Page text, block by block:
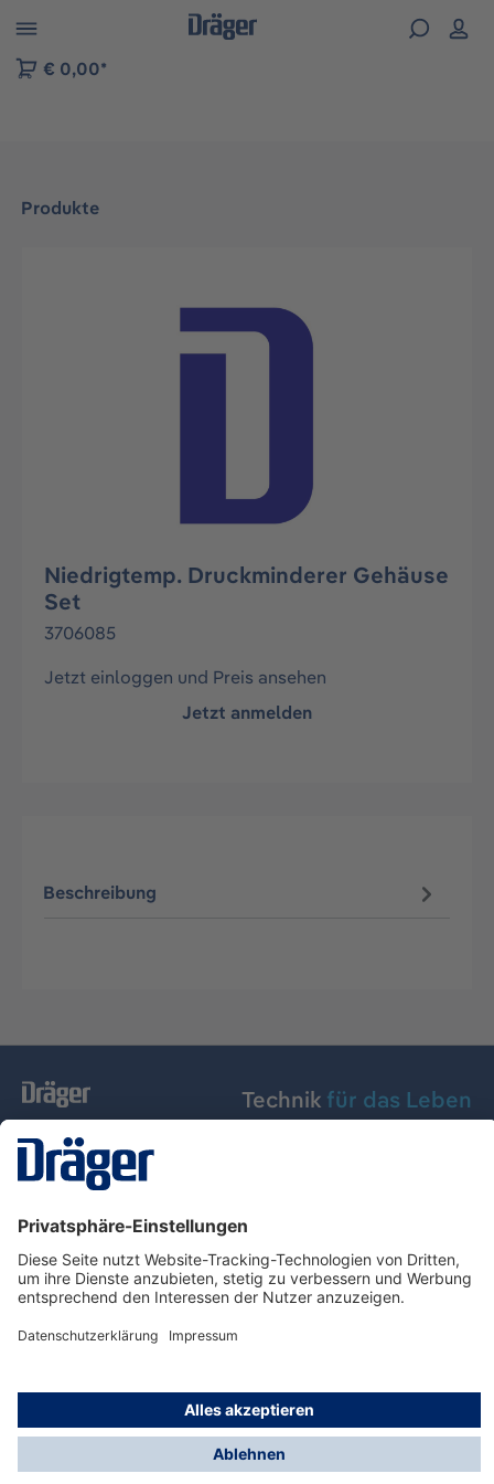
der B2B-Plattform springen
€ 0,00*
Produkte
Bildergalerie überspringen
Niedrigtemp. Druckminderer Gehäuse
Set
3706085
Jetzt einloggen und Preis ansehen
Jetzt anmelden
Beschreibung
Technik für das Leben
Dräger Austria GmbH
Über Dräger
Informationen
© Dräger Austria GmbH, 2024
* Alle Preise exkl. gesetzl. Mehrwertsteuer zzgl.
Versandkosten und ggf. Nachnahmegebühren, wenn